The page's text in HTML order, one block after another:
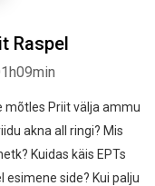
Raspel
mõtles Priit välja ammu
akna all ringi? Mis
Kuidas käis EPTs
esimene side? Kui palju